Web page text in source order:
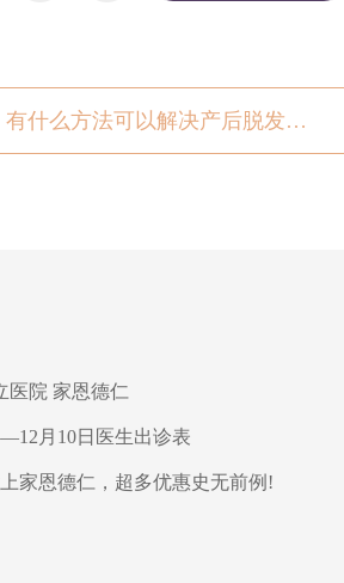
下一篇: 有什么方法可以解决产后脱发的问题吗
医院 家恩德仁
月10日医生出诊表
家恩德仁，超多优惠史无前例!